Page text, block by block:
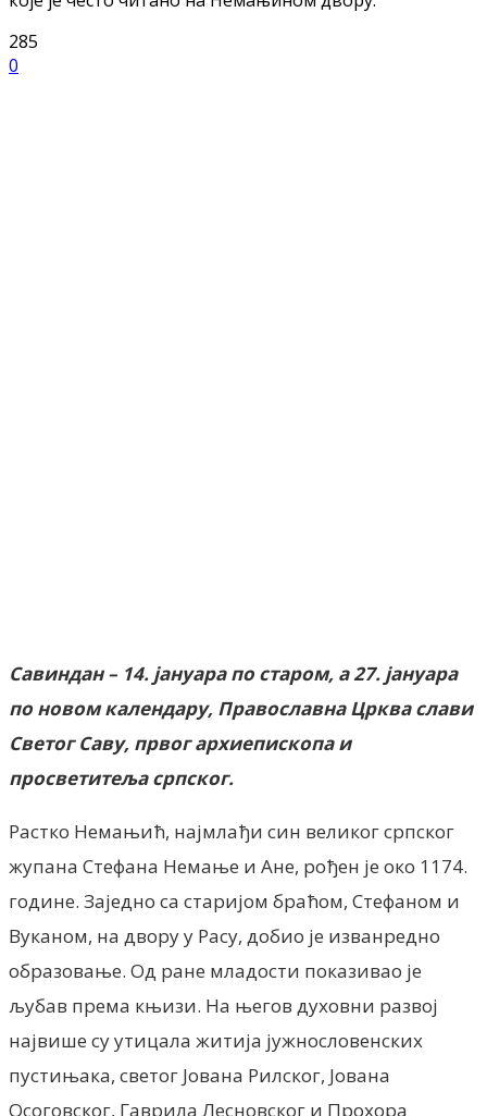
285
0
Савиндан – 14. јануара по старом, а 27. јануара
по новом календару, Православна Црква слави
Светог Саву, првог архиепископа и
просветитеља српског.
Растко Немањић, најмлађи син великог српског
жупана Стефана Немање и Ане, рођен је око 1174.
године. Заједно са старијом браћом, Стефаном и
Вуканом, на двору у Расу, добио је изванредно
образовање. Од ране младости показивао је
љубав према књизи. На његов духовни развој
највише су утицала житија јужнословенских
пустињака, светог Јована Рилског, Јована
Осоговског, Гаврила Лесновског и Прохора